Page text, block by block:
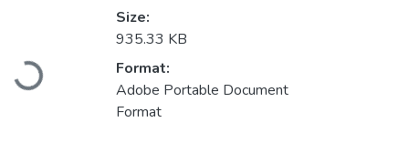
Loading...
Size:
935.33 KB
Format:
Adobe Portable Document
Format